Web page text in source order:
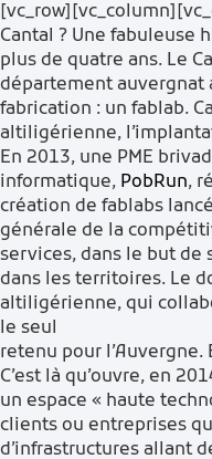
Cantal ? Une fabuleuse
plus de quatre ans. Le
département auvergnat
fabrication : un fablab.
altiligérienne,
En 2013, une PME
informatique, PobRun,
création de fablabs
générale de la
services, dans le but de
dans les territoires. Le
altiligérienne, qui
le seul
retenu pour l’Auvergne.
C’est là qu’ouvre, en
un espace « haute
clients ou entreprises
d’infrastructures allant